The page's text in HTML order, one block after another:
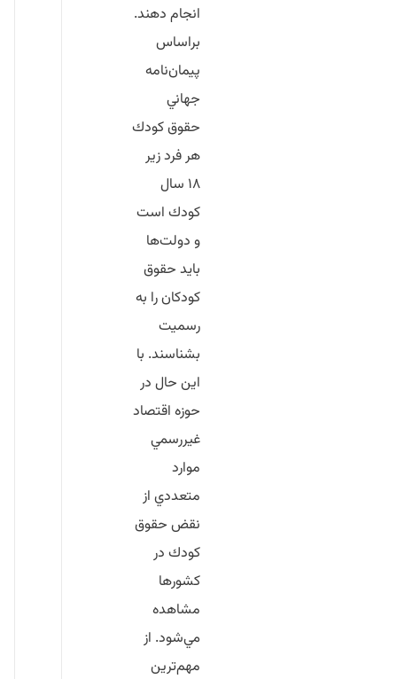
انجام دهند.
براساس
پيمان‌نامه
جهاني
حقوق كودك
هر فرد زير
۱۸ سال
كودك است
و دولت‌ها
بايد حقوق
كودكان را به
رسميت
بشناسند. با
اين حال در
حوزه اقتصاد
غيررسمي
موارد
متعددي از
نقض حقوق
كودك در
كشورها
مشاهده
مي‌شود. از
مهم‌ترين